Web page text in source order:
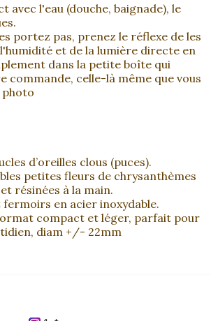
avec l'eau (douche, baignade), le
portez pas, prenez le réflexe de les
et de la lumière directe en
dans la petite boîte qui
commande, celle-là même que vous
photo
d’oreilles clous (puces).
petites fleurs de chrysanthèmes
résinées à la main.
en acier inoxydable.
compact et léger, parfait pour
diam +/- 22mm